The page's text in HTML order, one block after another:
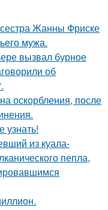
Жанны Фриске
мужа.
вызвал бурное
об
оскорбления, после
узнать!
из куала-
пепла,